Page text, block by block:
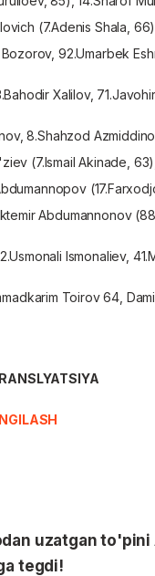
(7.Adenis Shala, 66
92.Umarbek
Xalilov,
8.Shahzod
(7.Ismail Akinade, 63
(
Abdumannonov (
Ismonaliev,
Toirov 64,
uzatgan
tegdi!